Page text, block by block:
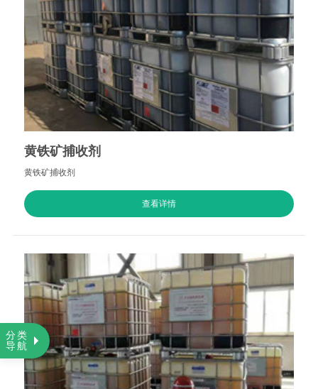
分类
导航
黄铁矿捕收剂
黄铁矿捕收剂
查看详情